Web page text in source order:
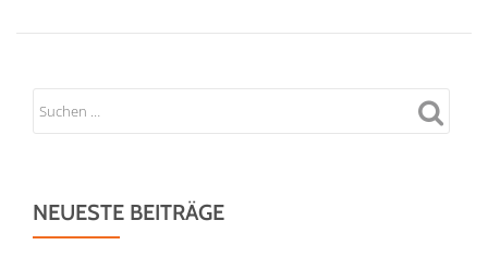
NEUESTE BEITRÄGE